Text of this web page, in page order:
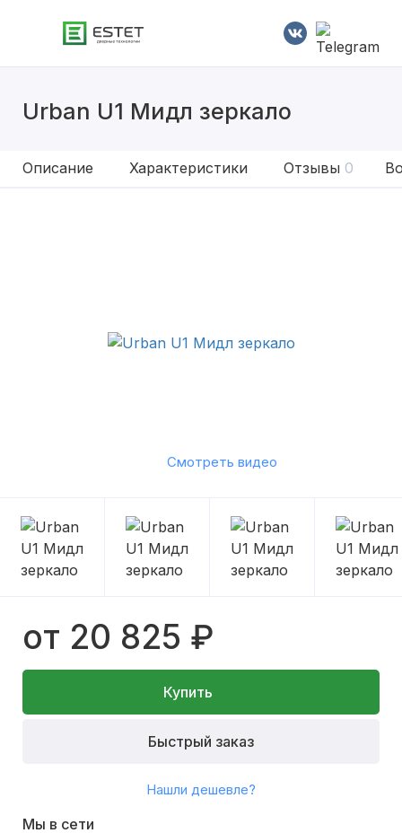
Urban U1 Мидл зеркало
Описание Характеристики Отзывы 0
Смотреть видео
от 20 825 ₽
Купить
Быстрый заказ
Нашли дешевле?
Мы в сети